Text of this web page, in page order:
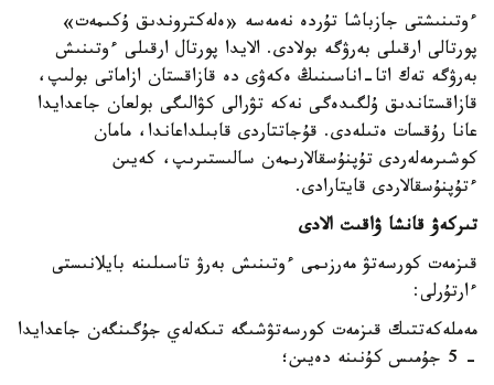
ءوتىنىشتى جازباشا تۇردە نەمەسە «ەلەكتروندىق ۇكىمەت»
پورتالى ارقىلى بەرۋگە بولادى. الايدا پورتال ارقىلى ءوتىنىش
بەرۋگە تەك اتا-اناسىنىڭ ەكەۋى دە قازاقستان ازاماتى بولىپ،
قازاقستاندىق ۇلگىدەگى نەكە تۋرالى كۋالىگى بولعان جاعدايدا
عانا رۇقسات ەتىلەدى. قۇجاتتاردى قابىلداعاندا، مامان
كوشىرمەلەردى تۇپنۇسقالارىمەن سالىستىرىپ، كەيىن
ءتۇپنۇسقالاردى قايتارادى.
تىركەۋ قانشا ۋاقىت الادى
قىزمەت كورسەتۋ مەرزىمى ءوتىنىش بەرۋ تاسىلىنە بايلانىستى
ءارتۇرلى:
مەملەكەتتىك قىزمەت كورسەتۋشىگە تىكەلەي جۇگىنگەن جاعدايدا
- 5 جۇمىس كۇنىنە دەيىن؛